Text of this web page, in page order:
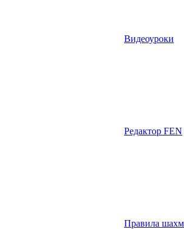
Видеоуроки
Редактор FEN
Правила